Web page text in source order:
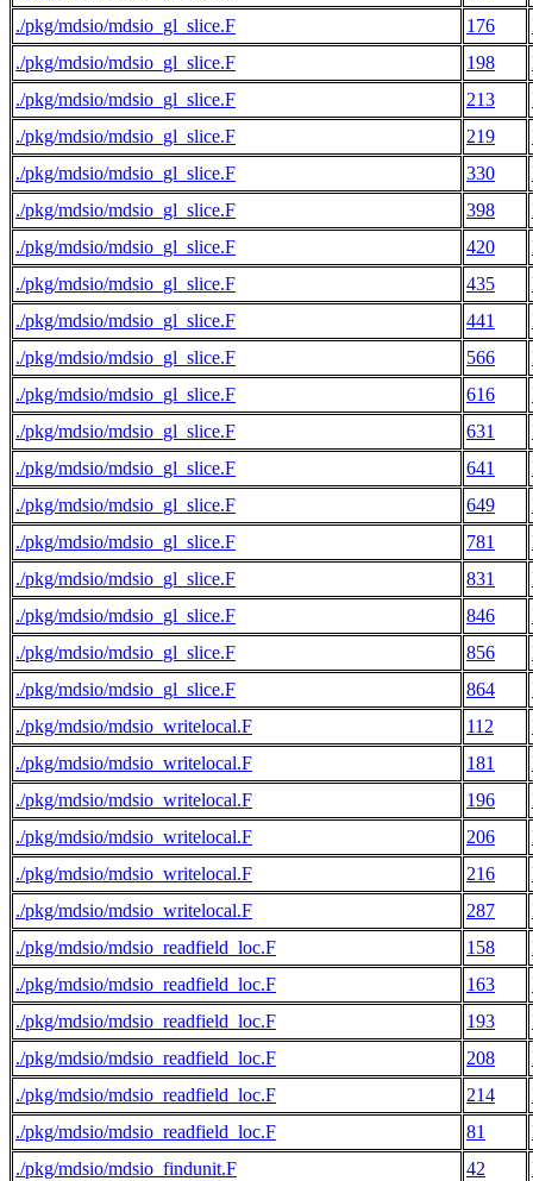
./pkg/mdsio/mdsio_gl_slice.F
176
./pkg/mdsio/mdsio_gl_slice.F
198
./pkg/mdsio/mdsio_gl_slice.F
213
./pkg/mdsio/mdsio_gl_slice.F
219
./pkg/mdsio/mdsio_gl_slice.F
330
./pkg/mdsio/mdsio_gl_slice.F
398
./pkg/mdsio/mdsio_gl_slice.F
420
./pkg/mdsio/mdsio_gl_slice.F
435
./pkg/mdsio/mdsio_gl_slice.F
441
./pkg/mdsio/mdsio_gl_slice.F
566
./pkg/mdsio/mdsio_gl_slice.F
616
./pkg/mdsio/mdsio_gl_slice.F
631
./pkg/mdsio/mdsio_gl_slice.F
641
./pkg/mdsio/mdsio_gl_slice.F
649
./pkg/mdsio/mdsio_gl_slice.F
781
./pkg/mdsio/mdsio_gl_slice.F
831
./pkg/mdsio/mdsio_gl_slice.F
846
./pkg/mdsio/mdsio_gl_slice.F
856
./pkg/mdsio/mdsio_gl_slice.F
864
./pkg/mdsio/mdsio_writelocal.F
112
./pkg/mdsio/mdsio_writelocal.F
181
./pkg/mdsio/mdsio_writelocal.F
196
./pkg/mdsio/mdsio_writelocal.F
206
./pkg/mdsio/mdsio_writelocal.F
216
./pkg/mdsio/mdsio_writelocal.F
287
./pkg/mdsio/mdsio_readfield_loc.F
158
./pkg/mdsio/mdsio_readfield_loc.F
163
./pkg/mdsio/mdsio_readfield_loc.F
193
./pkg/mdsio/mdsio_readfield_loc.F
208
./pkg/mdsio/mdsio_readfield_loc.F
214
./pkg/mdsio/mdsio_readfield_loc.F
81
./pkg/mdsio/mdsio_findunit.F
42